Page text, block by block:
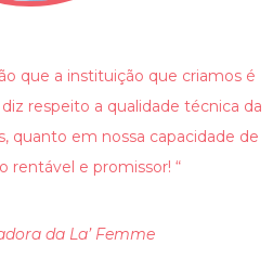
que a instituição que criamos é
respeito a qualidade técnica da
quanto em nossa capacidade de
rentável e promissor! “
da La’ Femme